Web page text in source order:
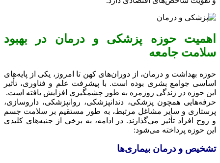
اهمیت حوزه پزشکی و درمان در بهبود
سلامت جامعه
حوزه بهداشت و درمان، از دوران‌های کهن تا امروز، یکی از پایه‌های
اساسی جوامع بشری بوده است. با پیشرفت علم و فناوری، تأثیر
این حوزه در زندگی روزمره به طور چشمگیری افزایش یافته است.
حرفه‌هایی همچون پزشکی، دندانپزشکی، روانپزشکی، داروسازی،
پرستاری و سایر مشاغل مرتبط، به طور مستقیم بر سلامت جسم
و روح افراد تأثیر می‌گذارند. در ادامه، به برخی از جنبه‌های کلیدی
این حوزه پرداخته می‌شود:
تشخیص و درمان بیماری‌ها